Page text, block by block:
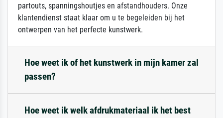
partouts, spanningshoutjes en afstandhouders. Onze
klantendienst staat klaar om u te begeleiden bij het
ontwerpen van het perfecte kunstwerk.
Hoe weet ik of het kunstwerk in mijn kamer zal
passen?
Hoe weet ik welk afdrukmateriaal ik het best